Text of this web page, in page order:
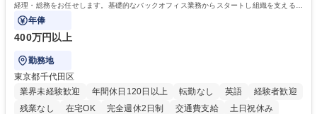
経理・総務をお任せします。基礎的なバックオフィス業務からスタートし組織を支える専
任担当として広く活躍できる環境です。
年俸
400万円以上
勤務地
東京都千代田区
業界未経験歓迎
年間休日120日以上 転勤なし 英語
経験者歓迎
残業なし
在宅OK 完全週休2日制 交通費支給 土日祝休み